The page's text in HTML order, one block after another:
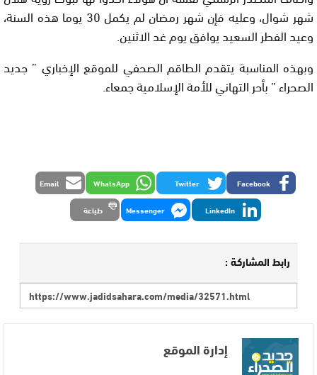
شهر شوال، وعليه فإن شهر رمضان لم يكمل 30 يوما هذه السنة،
وعيد الفطر السعيد يوافق يوم غد الاثنين.
وبهذه المناسبة يتقدم الطاقم الصحفي للموقع الإخباري ” جديد
الصحراء ” بأحر التهاني للأمة الإسلامية جمعاء.
Facebook
Twitter
WhatsApp
Email
LinkedIn
Messenger طباعة
رابط المشاركة :
إدارة الموقع